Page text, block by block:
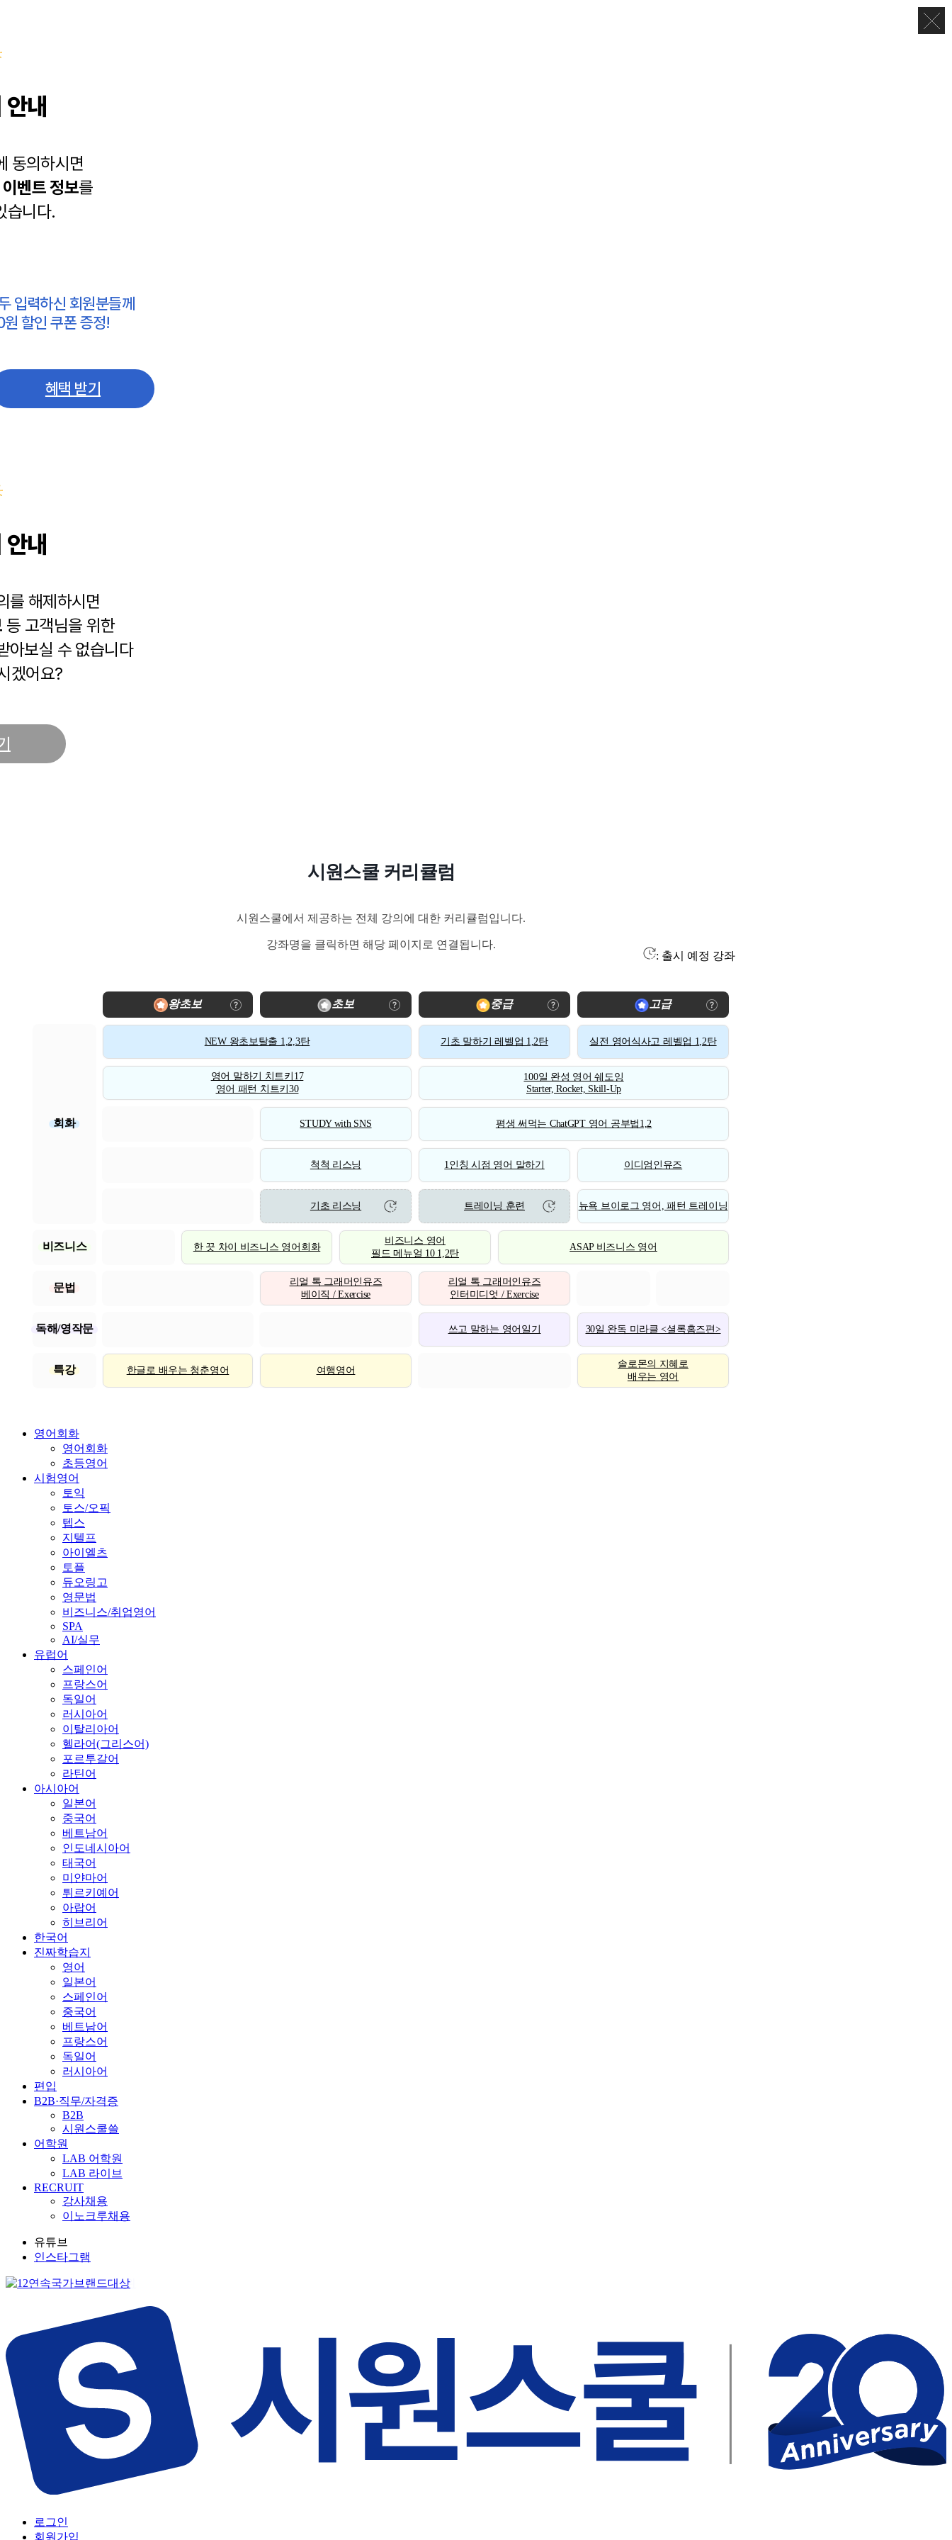
내
동의하시면
이벤트 정보를
습니다.
입력하신 회원분들께
할인 쿠폰 증정!
혜택 받기
내
를 해제하시면
등 고객님을 위한
아보실 수 없습니다
겠어요?
시원스쿨 커리큘럼
시원스쿨에서 제공하는 전체 강의에 대한 커리큘럼입니다.
강좌명을 클릭하면 해당 페이지로 연결됩니다.
: 출시 예정 강좌
왕초보 초보 중급 고급
회화
NEW 왕초보탈출 1,2,3탄 기초 말하기 레벨업 1,2탄 실전 영어식사고 레벨업 1,2탄
영어 말하기 치트키17
영어 패턴 치트키30
100일 완성 영어 쉐도잉
Starter, Rocket, Skill-Up
STUDY with SNS 평생 써먹는 ChatGPT 영어 공부법1,2
척척 리스닝 1인칭 시점 영어 말하기 이디엄인유즈
기초 리스닝 트레이닝 훈련 뉴욕 브이로그 영어, 패턴 트레이닝
비즈니스 한 끗 차이 비즈니스 영어회화
비즈니스 영어
필드 메뉴얼 10 1,2탄
ASAP 비즈니스 영어
문법
리얼 톡 그래머인유즈
베이직 / Exercise
리얼 톡 그래머인유즈
인터미디엇 / Exercise
독해/영작문 쓰고 말하는 영어일기 30일 완독 미라클 <셜록홈즈편>
특강 한글로 배우는 청춘영어 여행영어
솔로몬의 지혜로
배우는 영어
영어회화
영어회화
초등영어
시험영어
토익
토스/오픽
텝스
지텔프
아이엘츠
토플
듀오링고
영문법
비즈니스/취업영어
SPA
AI/실무
유럽어
스페인어
프랑스어
독일어
러시아어
이탈리아어
헬라어(그리스어)
포르투갈어
라틴어
아시아어
일본어
중국어
베트남어
인도네시아어
태국어
미얀마어
튀르키예어
아랍어
히브리어
한국어
진짜학습지
영어
일본어
스페인어
중국어
베트남어
프랑스어
독일어
러시아어
편입
B2B·직무/자격증
B2B
시원스쿨쓸
어학원
LAB 어학원
LAB 라이브
RECRUIT
강사채용
이노크루채용
유튜브
인스타그램
로그인
회원가입